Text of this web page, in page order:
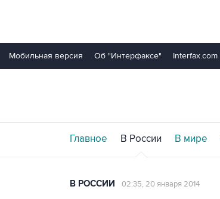
Мобильная версия Об "Интерфаксе" Interfax.com
Главное В России В мире
В РОССИИ 02:35, 20 января 2014